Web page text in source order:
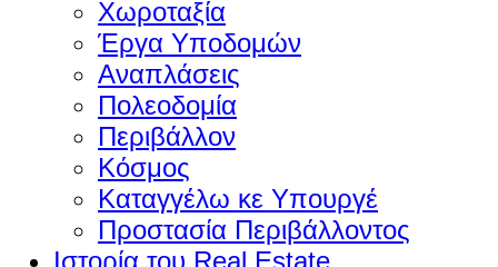
Χωροταξία
Έργα Υποδομών
Αναπλάσεις
Πολεοδομία
Περιβάλλον
Κόσμος
Καταγγέλω κε Υπουργέ
Προστασία Περιβάλλοντος
Ιστορία του Real Estate